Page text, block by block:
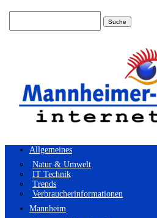
Allgemeines
Natur & Umwelt
IT Technik
Trends
Verbraucherinformationen
Mannheim